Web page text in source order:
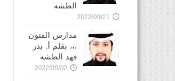
الطشه
2022/09/21
مدارس الفنون
،،، بقلم أ. بدر
فهد الطشه
2022/09/02